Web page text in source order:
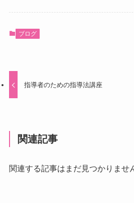
ブログ
指導者のための指導法講座
関連記事
関連する記事はまだ見つかりませ